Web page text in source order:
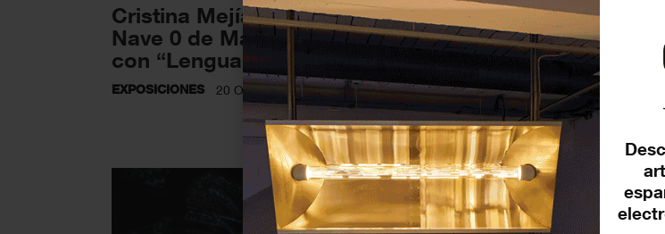
Cristina Mejías transforma la
Nave 0 de Matadero Madrid
con “Lengua...
EXPOSICIONES 20 OCTUBRE 2025
Matadero Madrid
temporada con
Mejías, L.E.V.
‘Futuros...
EXPOSICIONES 11 JULIO 2025